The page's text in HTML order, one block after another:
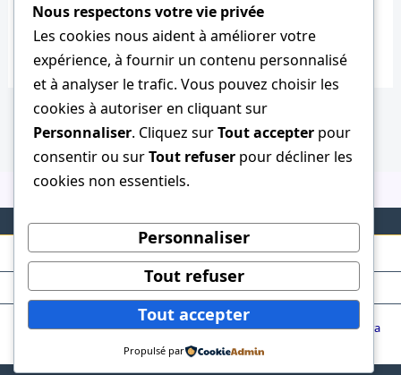
Copyright © 2026 ClubTaurin | Powered byThème WordPress Astra
Nous respectons votre vie privée
Les cookies nous aident à améliorer votre
expérience, à fournir un contenu personnalisé
et à analyser le trafic. Vous pouvez choisir les
cookies à autoriser en cliquant sur
Personnaliser. Cliquez surTout accepter pour
consentir ou surTout refuser pour décliner les
cookies non essentiels.
Personnaliser
Tout refuser
Tout accepter
Propulsé par